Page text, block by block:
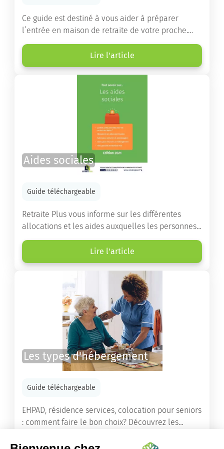
Ce guide est destiné à vous aider à préparer
l’entrée en maison de retraite de votre proche.
Vous y trouverez un panorama des différents types
d’établissements ainsi que des conseils pratiques
destinés à orienter les familles et à leur faciliter
Lire l'article
Aides sociales
Guide téléchargeable
Retraite Plus vous informe sur les différentes
allocations et les aides auxquelles les personnes
âgées ont droit pour financer un séjour en maison
de retraite ou un maintien à domicile.
Lire l'article
Les types d'hébergement
Guide téléchargeable
EHPAD, résidence services, colocation pour seniors
: comment faire le bon choix? Découvrez les
ainés.